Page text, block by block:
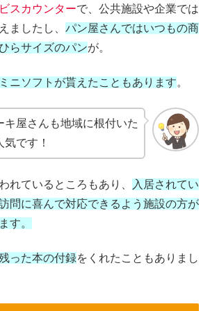
スカウンターで、公共施設や企業では
ましたし、 パン屋さんではいつもの商
らサイズのパンが。
ニソフトが貰えたこともあります。
キ屋さんも地域に根付いた
です！
れているところもあり、
入居されてい
問に喜んで対応できるよう施設の方が
す。
った本の付録をくれたこともありまし